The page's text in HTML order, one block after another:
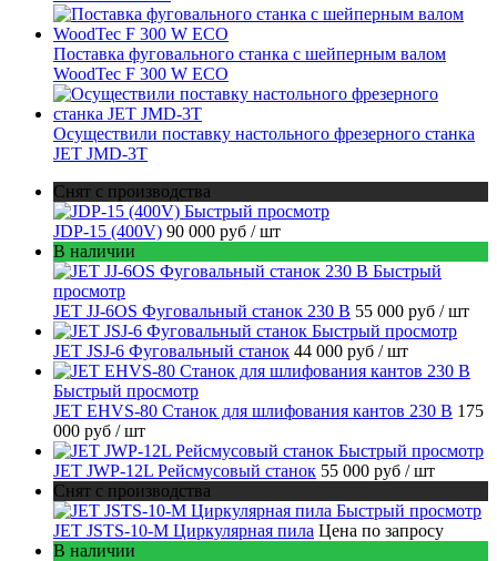
Поставка фуговального станка с шейперным валом
WoodTec F 300 W ECO
Осуществили поставку настольного фрезерного станка
JET JMD-3T
Снят с производства
Быстрый просмотр
JDP-15 (400V) 90 000 руб / шт
В наличии
Быстрый
просмотр
JET JJ-6OS Фуговальный станок 230 В 55 000 руб / шт
Быстрый просмотр
JET JSJ-6 Фуговальный станок 44 000 руб / шт
Быстрый просмотр
JET EHVS-80 Станок для шлифования кантов 230 В 175
000 руб / шт
Быстрый просмотр
JET JWP-12L Рейсмусовый станок 55 000 руб / шт
Снят с производства
Быстрый просмотр
JET JSTS-10-M Циркулярная пила Цена по запросу
В наличии